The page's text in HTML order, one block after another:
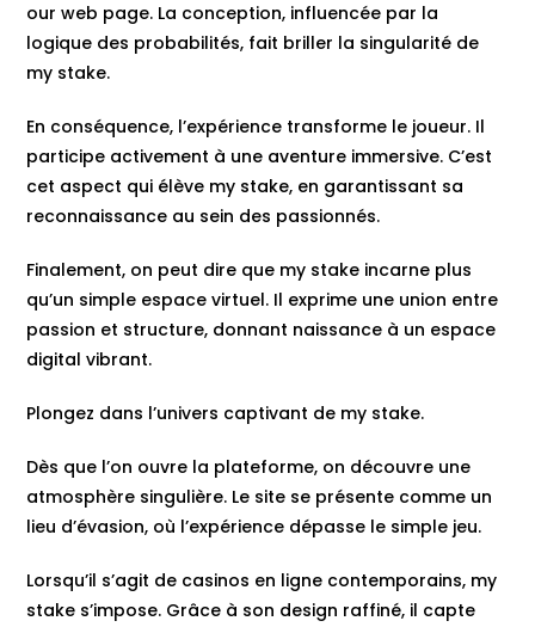
our web page. La conception, influencée par la
logique des probabilités, fait briller la singularité de
my stake.
En conséquence, l’expérience transforme le joueur. Il
participe activement à une aventure immersive. C’est
cet aspect qui élève my stake, en garantissant sa
reconnaissance au sein des passionnés.
Finalement, on peut dire que my stake incarne plus
qu’un simple espace virtuel. Il exprime une union entre
passion et structure, donnant naissance à un espace
digital vibrant.
Plongez dans l’univers captivant de my stake.
Dès que l’on ouvre la plateforme, on découvre une
atmosphère singulière. Le site se présente comme un
lieu d’évasion, où l’expérience dépasse le simple jeu.
Lorsqu’il s’agit de casinos en ligne contemporains, my
stake s’impose. Grâce à son design raffiné, il capte